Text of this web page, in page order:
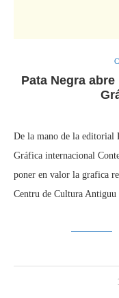
Pata Negra
De la mano de la editorial
Gráfica internacional
poner en valor la grafica
Centru de Cultura